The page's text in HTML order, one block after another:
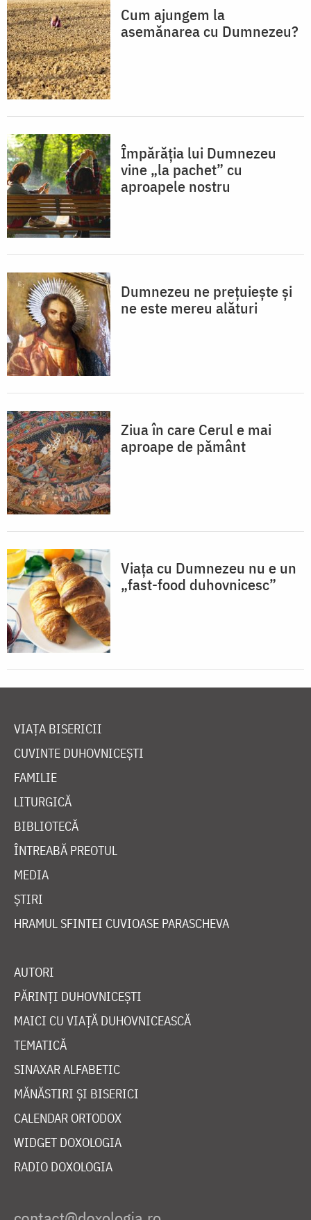
Cum ajungem la
asemănarea cu Dumnezeu?
Împărăția lui Dumnezeu
vine „la pachet” cu
aproapele nostru
Dumnezeu ne prețuiește și
ne este mereu alături
Ziua în care Cerul e mai
aproape de pământ
Viața cu Dumnezeu nu e un
„fast-food duhovnicesc”
VIAȚA BISERICII
CUVINTE DUHOVNICEȘTI
FAMILIE
LITURGICĂ
BIBLIOTECĂ
ÎNTREABĂ PREOTUL
MEDIA
ȘTIRI
HRAMUL SFINTEI CUVIOASE PARASCHEVA
AUTORI
PĂRINȚI DUHOVNICEȘTI
MAICI CU VIAȚĂ DUHOVNICEASCĂ
TEMATICĂ
SINAXAR ALFABETIC
MĂNĂSTIRI ȘI BISERICI
CALENDAR ORTODOX
WIDGET DOXOLOGIA
RADIO DOXOLOGIA